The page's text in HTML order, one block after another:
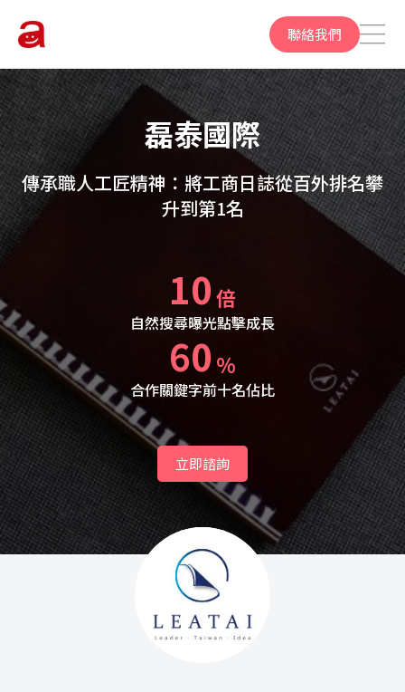
聯絡我們
磊泰國際
傳承職人工匠精神：將工商日誌從百外排名攀
升到第1名
10倍
自然搜尋曝光點擊成長
60 %
合作關鍵字前十名佔比
立即諮詢